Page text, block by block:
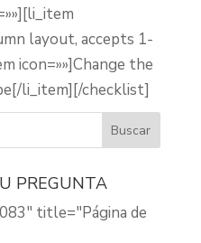
layout, accepts 1-
icon=»»]Change the
li_item][/checklist]
PREGUNTA
title="Página de